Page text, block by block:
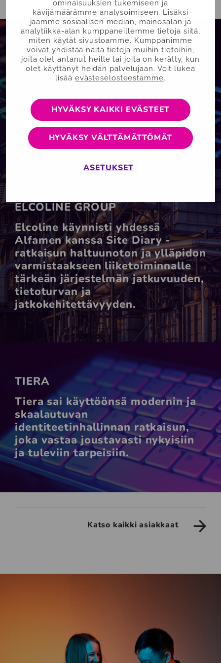
ominaisuuksien tukemiseen ja
kävijämäärämme analysoimiseen. Lisäksi
jaamme sosiaalisen median, mainosalan ja
analytiikka-alan kumppaneillemme tietoja siitä,
miten käytät sivustoamme. Kumppanimme
voivat yhdistää näitä tietoja muihin tietoihin,
joita olet antanut heille tai joita on kerätty, kun
olet käyttänyt heidän palvelujaan. Voit lukea
lisää evästeselosteestamme.
HYVÄKSY KAIKKI EVÄSTEET
HYVÄKSY VÄLTTÄMÄTTÖMÄT
ASETUKSET
LEITZINGER
Leitzinger uudisti Alfamen kanssa
myyntilaskujen siirtoratkaisun
vastaamaan nykyaikaisia
tietoturva- ja ylläpitovaatimuksia.
ELCOLINE GROUP
Elcoline käynnisti yhdessä
Alfamen kanssa Site Diary -
ratkaisun haltuunoton ja ylläpidon
varmistaakseen liiketoiminnalle
tärkeän järjestelmän jatkuvuuden,
tietoturvan ja
jatkokehitettävyyden.
TIERA
Tiera sai käyttöönsä modernin ja
skaalautuvan
identiteetinhallinnan ratkaisun,
joka vastaa joustavasti nykyisiin
ja tuleviin tarpeisiin.
Katso kaikki asiakkaat